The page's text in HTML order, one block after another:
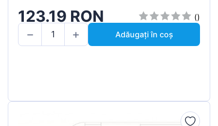
123.19 RON
()
Adăugați în coș